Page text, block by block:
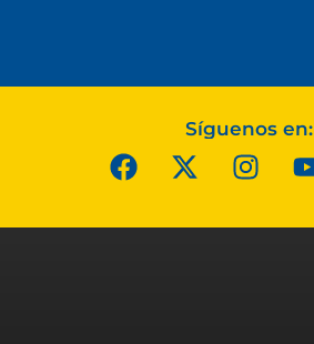
Síguenos en: